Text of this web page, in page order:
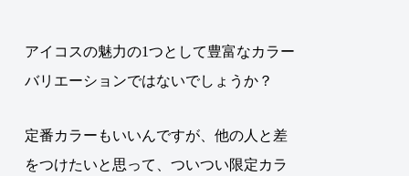
アイコスの魅力の1つとして豊富なカラー
バリエーションではないでしょうか？
定番カラーもいいんですが、他の人と差
をつけたいと思って、ついつい限定カラ